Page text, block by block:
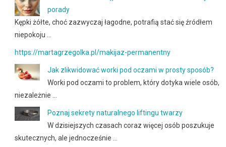
porady
Kępki żółte, choć zazwyczaj łagodne, potrafią stać się źródłem
niepokoju …
https://martagrzegolka.pl/makijaz-permanentny
Jak zlikwidować worki pod oczami w prosty sposób?
Worki pod oczami to problem, który dotyka wiele osób,
niezależnie …
Poznaj sekrety naturalnego liftingu twarzy
W dzisiejszych czasach coraz więcej osób poszukuje
skutecznych, ale jednocześnie …